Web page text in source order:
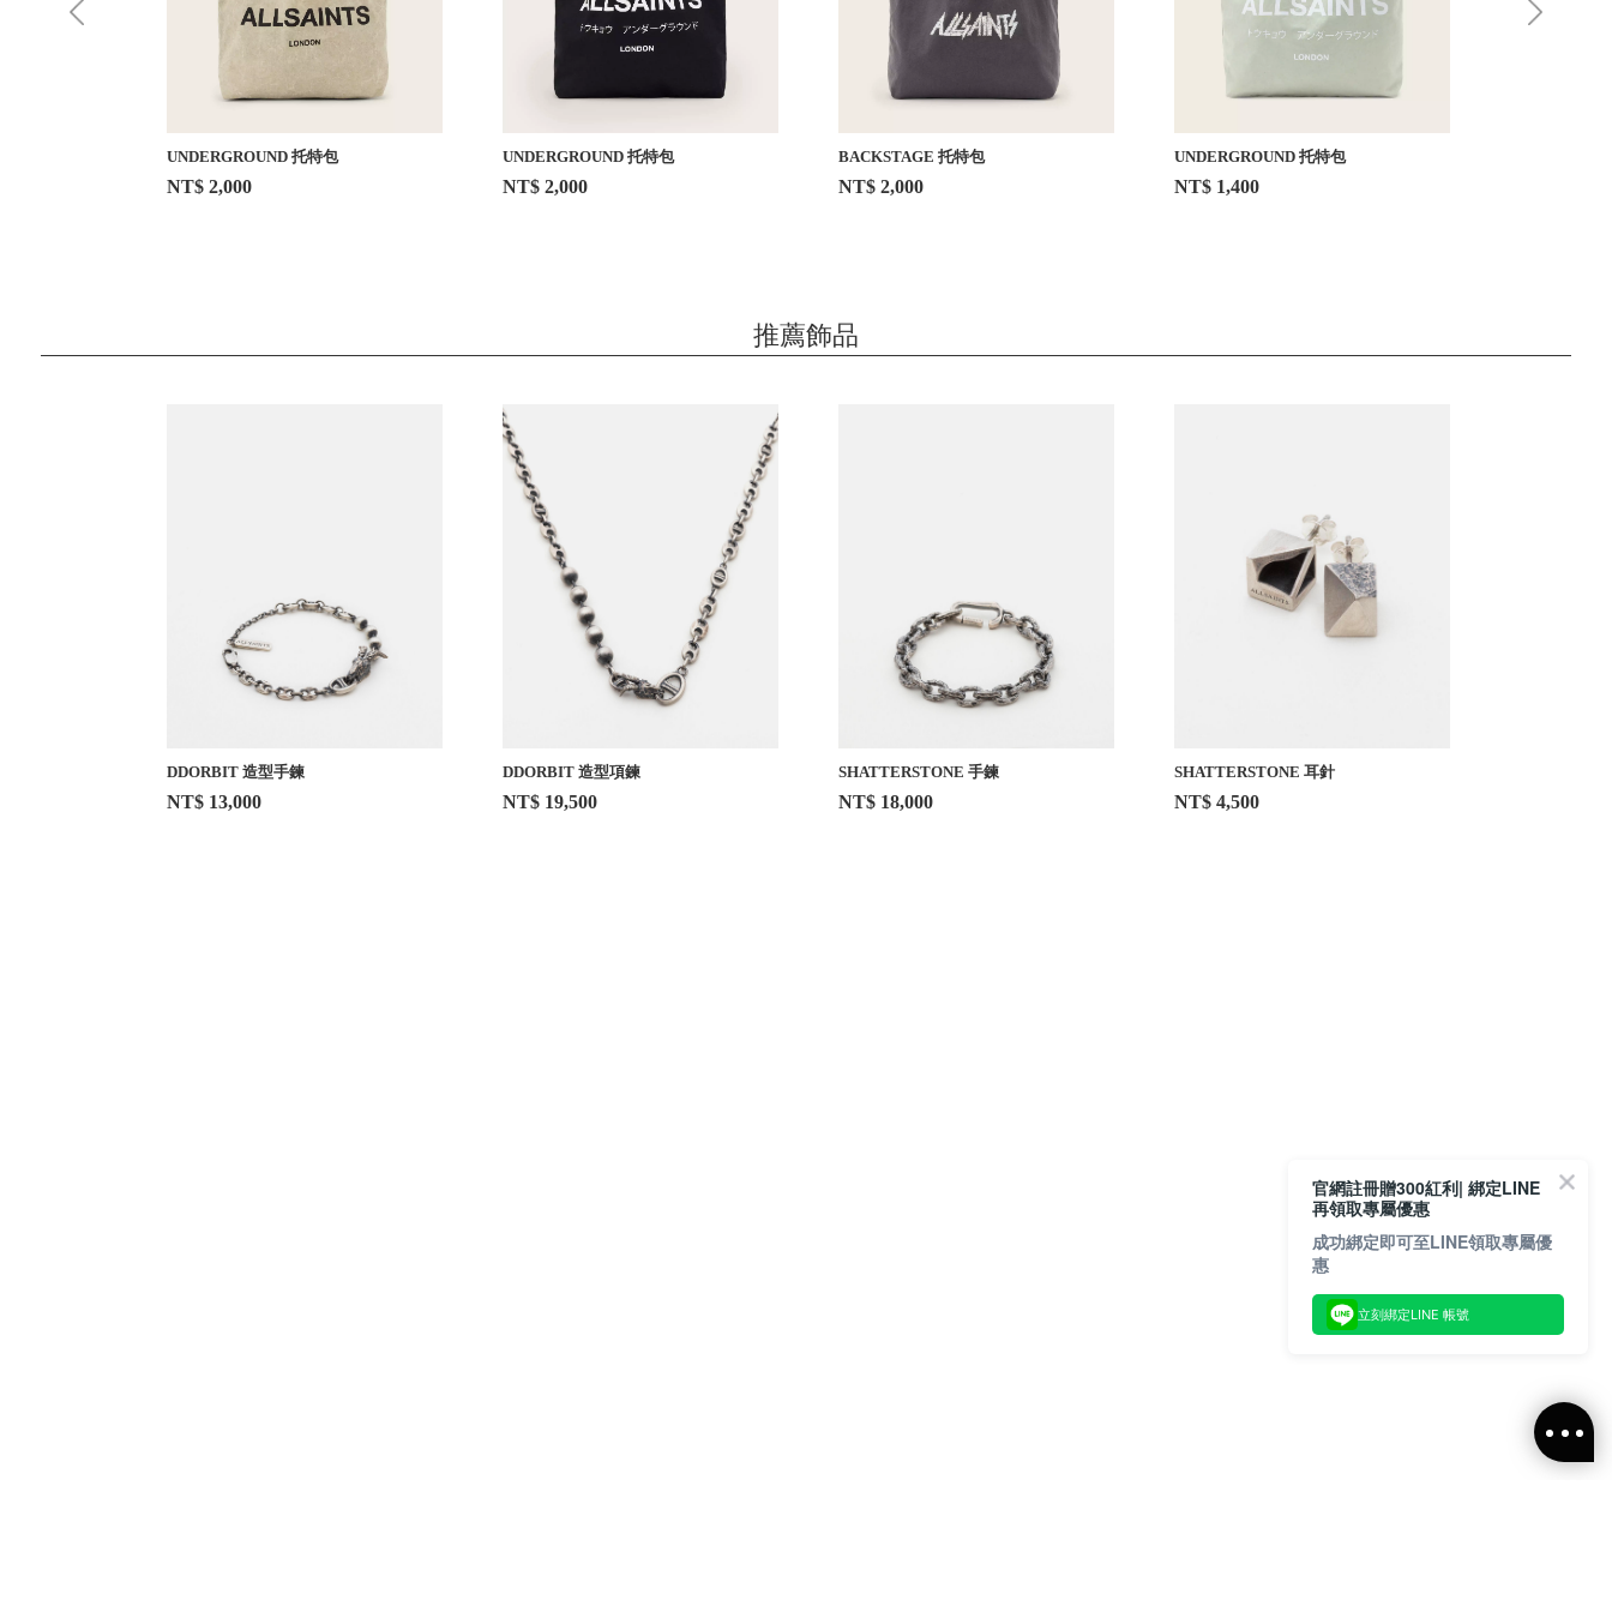
UNDERGROUND 托特包
NT$ 2,000
UNDERGROUND 托特包
NT$ 2,000
BACKSTAGE 托特包
NT$ 2,000
UNDERGROUND 托特包
NT$ 1,400
推薦飾品
DDORBIT 造型手鍊
NT$ 13,000
DDORBIT 造型項鍊
NT$ 19,500
SHATTERSTONE 手鍊
NT$ 18,000
SHATTERSTONE 耳針
NT$ 4,500
官網註冊贈300紅利| 綁定LINE
再領取專屬優惠
成功綁定即可至LINE領取專屬優
惠
立刻綁定LINE 帳號